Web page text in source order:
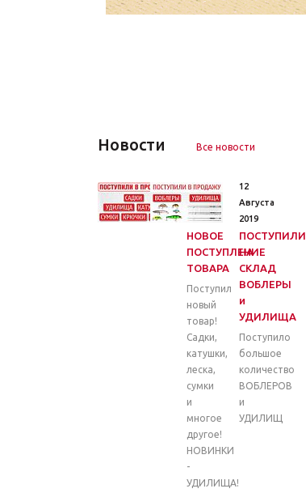
Новости Все новости
26
Марта
2020
НОВОЕ
ПОСТУПЛЕНИЕ
ТОВАРА
Поступил
новый
товар!
Садки,
катушки,
леска,
сумки
и
многое
другое!
НОВИНКИ
-
УДИЛИЩА!
12
Августа
2019
ПОСТУПИЛИ
НА
СКЛАД
ВОБЛЕРЫ
и
УДИЛИЩА
Поступило
большое
количество
ВОБЛЕРОВ
и
УДИЛИЩ